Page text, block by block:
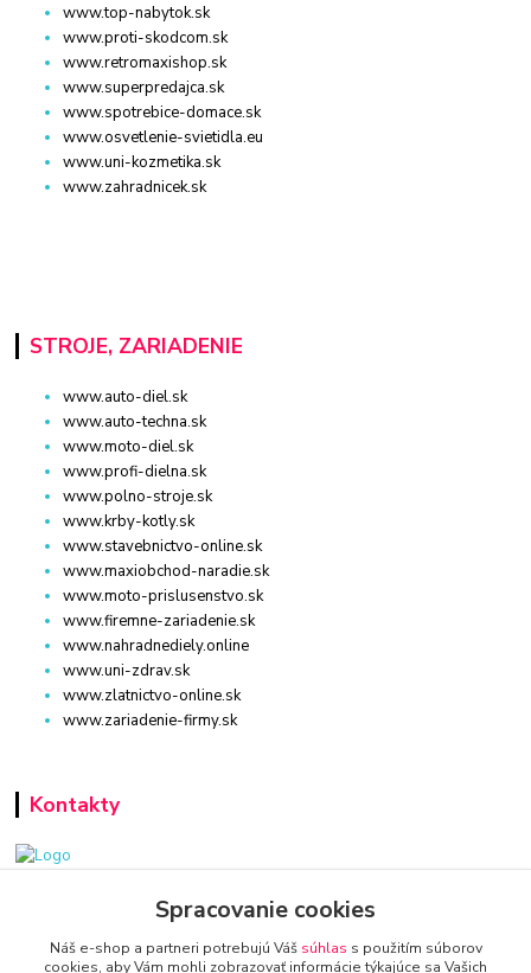
www.top-nabytok.sk
www.proti-skodcom.sk
www.retromaxishop.sk
www.superpredajca.sk
www.spotrebice-domace.sk
www.osvetlenie-svietidla.eu
www.uni-kozmetika.sk
www.zahradnicek.sk
STROJE, ZARIADENIE
www.auto-diel.sk
www.auto-techna.sk
www.moto-diel.sk
www.profi-dielna.sk
www.polno-stroje.sk
www.krby-kotly.sk
www.stavebnictvo-online.sk
www.maxiobchod-naradie.sk
www.moto-prislusenstvo.sk
www.firemne-zariadenie.sk
www.nahradnediely.online
www.uni-zdrav.sk
www.zlatnictvo-online.sk
www.zariadenie-firmy.sk
Kontakty
www.zariadenie-firmy.sk
+421 940 949 000
Spracovanie cookies
Náš e-shop a partneri potrebujú Váš súhlas s použitím súborov
cookies, aby Vám mohli zobrazovať informácie týkajúce sa Vašich